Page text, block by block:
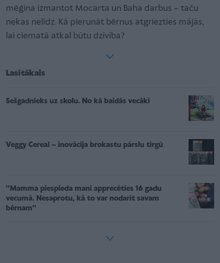
mēģina izmantot Mocarta un Baha darbus – taču
nekas nelīdz. Kā pierunāt bērnus atgriezties mājās,
lai ciematā atkal būtu dzīvība?
Lasītākais
Sešgadnieks uz skolu. No kā baidās vecāki
Veggy Cereal – inovācija brokastu pārslu tirgū
''Mamma piespieda mani apprecēties 16 gadu
vecumā. Nesaprotu, kā to var nodarīt savam
bērnam''